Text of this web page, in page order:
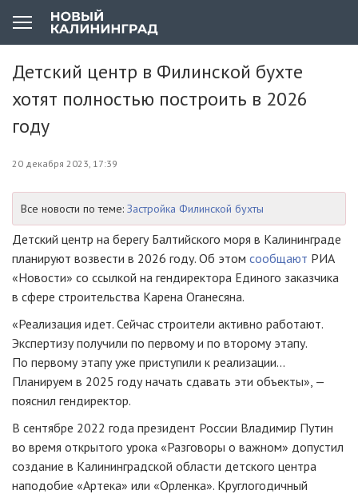
Детский центр в Филинской бухте
хотят полностью построить в 2026
году
20 декабря 2023, 17:39
Все новости по теме: Застройка Филинской бухты
Детский центр на берегу Балтийского моря в Калининграде
планируют возвести в 2026 году. Об этом сообщают РИА
«Новости» со ссылкой на гендиректора Единого заказчика
в сфере строительства Карена Оганесяна.
«Реализация идет. Сейчас строители активно работают.
Экспертизу получили по первому и по второму этапу.
По первому этапу уже приступили к реализации...
Планируем в 2025 году начать сдавать эти объекты», —
пояснил гендиректор.
В сентябре 2022 года президент России Владимир Путин
во время открытого урока «Разговоры о важном» допустил
создание в Калининградской области детского центра
наподобие «Артека» или «Орленка». Круглогодичный